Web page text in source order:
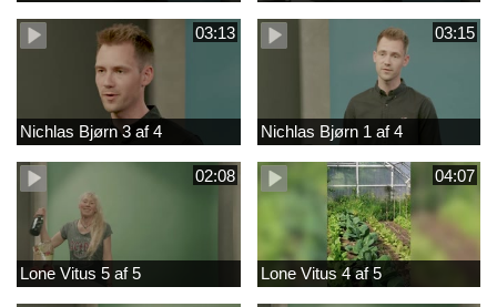
03:13
Nichlas Bjørn 3 af 4
03:15
Nichlas Bjørn 1 af 4
02:08
Lone Vitus 5 af 5
04:07
Lone Vitus 4 af 5